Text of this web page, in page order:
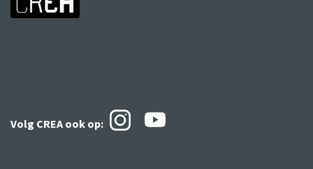
Volg CREA ook op: